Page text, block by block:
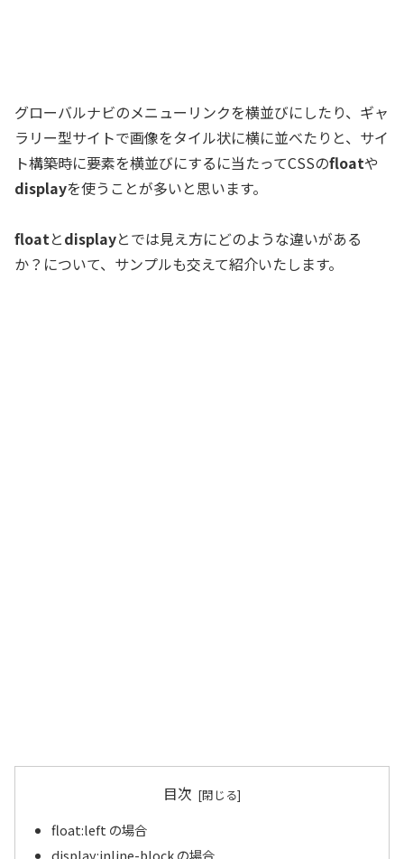
グローバルナビのメニューリンクを横並びにしたり、ギャ
ラリー型サイトで画像をタイル状に横に並べたりと、サイ
ト構築時に要素を横並びにするに当たってCSSのfloatや
displayを使うことが多いと思います。
floatとdisplayとでは見え方にどのような違いがある
か？について、サンプルも交えて紹介いたします。
目次
float:left の場合
display:inline-block の場合